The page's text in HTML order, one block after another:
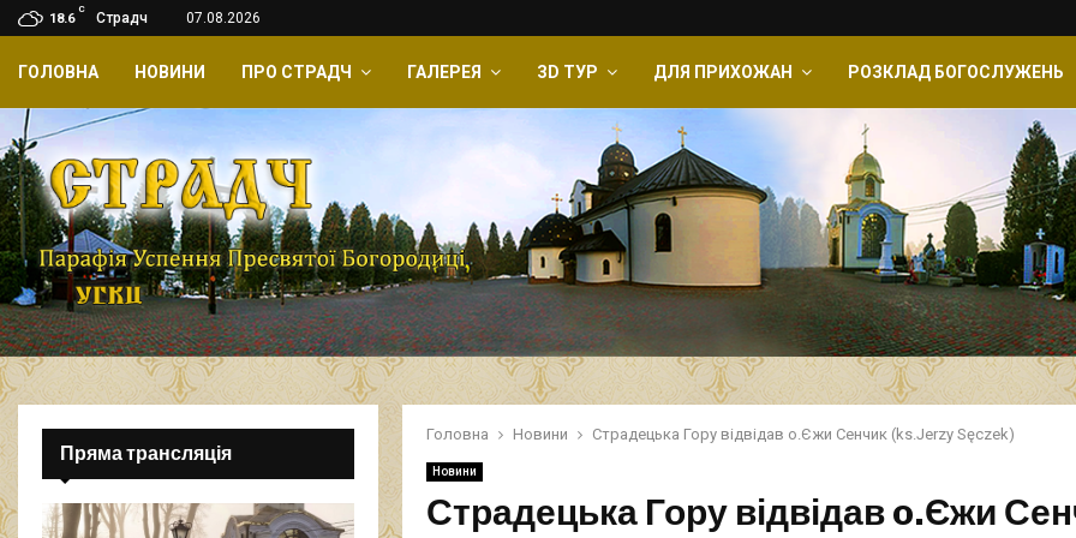
18.6
C
Страдч 07.08.2026
ГОЛОВНА НОВИНИ ПРО СТРАДЧ ГАЛЕРЕЯ ЗD ТУР ДЛЯ ПРИХОЖАН РОЗКЛАД БОГОСЛУЖЕНЬ
Головна Новини Страдецька Гору відвідав o.Єжи Сенчик (ks.Jerzy Sęczek)
Новини
Страдецька Гору відвідав o.Єжи
Пряма трансляція